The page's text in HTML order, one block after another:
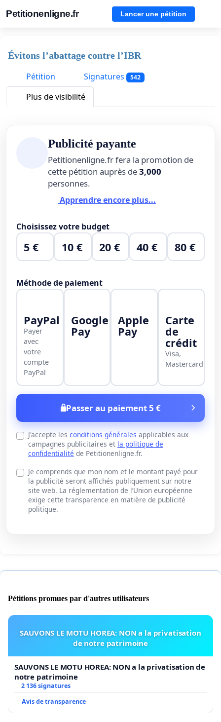
Petitionenligne.fr Lancer une pétition
Évitons l’abattage contre l’IBR
Pétition
Signatures 542
Plus de visibilité
Publicité payante
Petitionenligne.fr fera la promotion de
cette pétition auprès de3,000
personnes.
Apprendre encore plus...
Choisissez votre budget
5 € 10 € 20 € 40 € 80 €
Méthode de paiement
PayPal
Payer
avec
votre
compte
PayPal
Google
Pay
Apple
Pay
Carte
de
crédit
Visa,
Mastercard
Passer au paiement 5 €
J'accepte les conditions générales applicables aux
campagnes publicitaires et la politique de
confidentialité de Petitionenligne.fr.
Je comprends que mon nom et le montant payé pour
la publicité seront affichés publiquement sur notre
site web. La réglementation de l’Union européenne
exige cette transparence en matière de publicité
politique.
Pétitions promues par d'autres utilisateurs
SAUVONS LE MOTU HOREA: NON a la privatisation
de notre patrimoine
SAUVONS LE MOTU HOREA: NON a la privatisation de
notre patrimoine
2 136 signatures
Avis de transparence